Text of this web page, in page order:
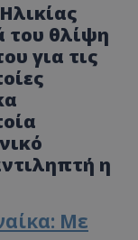
του θλίψη
για τις
η
Με